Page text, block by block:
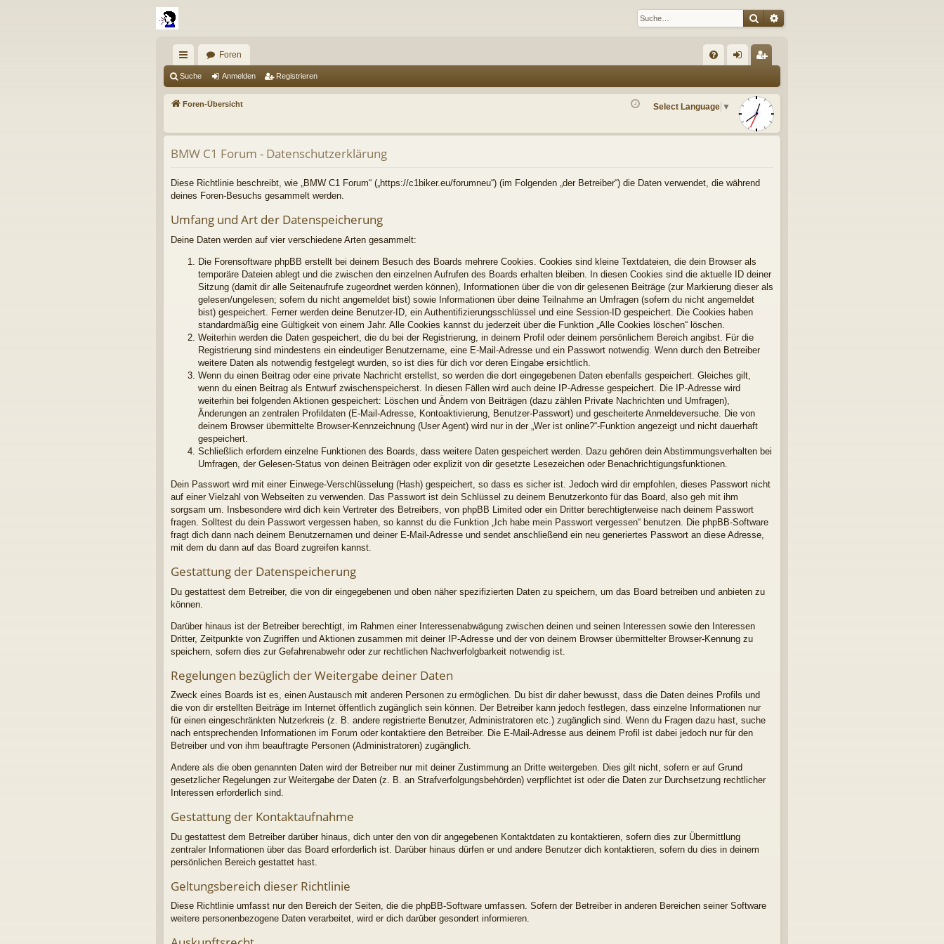
SucheErweiterte Suche
ch
ne
riff
Foren
Q m
el
ist
rie
Suche Anmelden Registrieren
Foren-Übersicht Select Language ▼
BMW C1 Forum - Datenschutzerklärung
Diese Richtlinie beschreibt, wie „BMW C1 Forum“ („https://c1biker.eu/forumneu“) (im Folgenden „der Betreiber“) die Daten verwendet, die während
deines Foren-Besuchs gesammelt werden.
Umfang und Art der Datenspeicherung
Deine Daten werden auf vier verschiedene Arten gesammelt:
Die Forensoftware phpBB erstellt bei deinem Besuch des Boards mehrere Cookies. Cookies sind kleine Textdateien, die dein Browser als
temporäre Dateien ablegt und die zwischen den einzelnen Aufrufen des Boards erhalten bleiben. In diesen Cookies sind die aktuelle ID deiner
Sitzung (damit dir alle Seitenaufrufe zugeordnet werden können), Informationen über die von dir gelesenen Beiträge (zur Markierung dieser als
gelesen/ungelesen; sofern du nicht angemeldet bist) sowie Informationen über deine Teilnahme an Umfragen (sofern du nicht angemeldet
bist) gespeichert. Ferner werden deine Benutzer-ID, ein Authentifizierungsschlüssel und eine Session-ID gespeichert. Die Cookies haben
standardmäßig eine Gültigkeit von einem Jahr. Alle Cookies kannst du jederzeit über die Funktion „Alle Cookies löschen“ löschen.
Weiterhin werden die Daten gespeichert, die du bei der Registrierung, in deinem Profil oder deinem persönlichem Bereich angibst. Für die
Registrierung sind mindestens ein eindeutiger Benutzername, eine E-Mail-Adresse und ein Passwort notwendig. Wenn durch den Betreiber
weitere Daten als notwendig festgelegt wurden, so ist dies für dich vor deren Eingabe ersichtlich.
Wenn du einen Beitrag oder eine private Nachricht erstellst, so werden die dort eingegebenen Daten ebenfalls gespeichert. Gleiches gilt,
wenn du einen Beitrag als Entwurf zwischenspeicherst. In diesen Fällen wird auch deine IP-Adresse gespeichert. Die IP-Adresse wird
weiterhin bei folgenden Aktionen gespeichert: Löschen und Ändern von Beiträgen (dazu zählen Private Nachrichten und Umfragen),
Änderungen an zentralen Profildaten (E-Mail-Adresse, Kontoaktivierung, Benutzer-Passwort) und gescheiterte Anmeldeversuche. Die von
deinem Browser übermittelte Browser-Kennzeichnung (User Agent) wird nur in der „Wer ist online?“-Funktion angezeigt und nicht dauerhaft
gespeichert.
Schließlich erfordern einzelne Funktionen des Boards, dass weitere Daten gespeichert werden. Dazu gehören dein Abstimmungsverhalten bei
Umfragen, der Gelesen-Status von deinen Beiträgen oder explizit von dir gesetzte Lesezeichen oder Benachrichtigungsfunktionen.
Dein Passwort wird mit einer Einwege-Verschlüsselung (Hash) gespeichert, so dass es sicher ist. Jedoch wird dir empfohlen, dieses Passwort nicht
auf einer Vielzahl von Webseiten zu verwenden. Das Passwort ist dein Schlüssel zu deinem Benutzerkonto für das Board, also geh mit ihm
sorgsam um. Insbesondere wird dich kein Vertreter des Betreibers, von phpBB Limited oder ein Dritter berechtigterweise nach deinem Passwort
fragen. Solltest du dein Passwort vergessen haben, so kannst du die Funktion „Ich habe mein Passwort vergessen“ benutzen. Die phpBB-Software
fragt dich dann nach deinem Benutzernamen und deiner E-Mail-Adresse und sendet anschließend ein neu generiertes Passwort an diese Adresse,
mit dem du dann auf das Board zugreifen kannst.
Gestattung der Datenspeicherung
Du gestattest dem Betreiber, die von dir eingegebenen und oben näher spezifizierten Daten zu speichern, um das Board betreiben und anbieten zu
können.
Darüber hinaus ist der Betreiber berechtigt, im Rahmen einer Interessenabwägung zwischen deinen und seinen Interessen sowie den Interessen
Dritter, Zeitpunkte von Zugriffen und Aktionen zusammen mit deiner IP-Adresse und der von deinem Browser übermittelter Browser-Kennung zu
speichern, sofern dies zur Gefahrenabwehr oder zur rechtlichen Nachverfolgbarkeit notwendig ist.
Regelungen bezüglich der Weitergabe deiner Daten
Zweck eines Boards ist es, einen Austausch mit anderen Personen zu ermöglichen. Du bist dir daher bewusst, dass die Daten deines Profils und
die von dir erstellten Beiträge im Internet öffentlich zugänglich sein können. Der Betreiber kann jedoch festlegen, dass einzelne Informationen nur
für einen eingeschränkten Nutzerkreis (z. B. andere registrierte Benutzer, Administratoren etc.) zugänglich sind. Wenn du Fragen dazu hast, suche
nach entsprechenden Informationen im Forum oder kontaktiere den Betreiber. Die E-Mail-Adresse aus deinem Profil ist dabei jedoch nur für den
Betreiber und von ihm beauftragte Personen (Administratoren) zugänglich.
Andere als die oben genannten Daten wird der Betreiber nur mit deiner Zustimmung an Dritte weitergeben. Dies gilt nicht, sofern er auf Grund
gesetzlicher Regelungen zur Weitergabe der Daten (z. B. an Strafverfolgungsbehörden) verpflichtet ist oder die Daten zur Durchsetzung rechtlicher
Interessen erforderlich sind.
Gestattung der Kontaktaufnahme
Du gestattest dem Betreiber darüber hinaus, dich unter den von dir angegebenen Kontaktdaten zu kontaktieren, sofern dies zur Übermittlung
zentraler Informationen über das Board erforderlich ist. Darüber hinaus dürfen er und andere Benutzer dich kontaktieren, sofern du dies in deinem
persönlichen Bereich gestattet hast.
Geltungsbereich dieser Richtlinie
Diese Richtlinie umfasst nur den Bereich der Seiten, die die phpBB-Software umfassen. Sofern der Betreiber in anderen Bereichen seiner Software
weitere personenbezogene Daten verarbeitet, wird er dich darüber gesondert informieren.